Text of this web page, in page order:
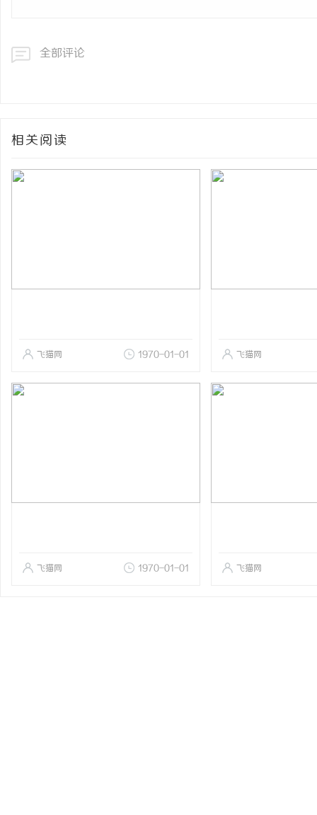
全部评论
相关阅读
飞猫网 1970-01-01 飞猫网
飞猫网 1970-01-01 飞猫网